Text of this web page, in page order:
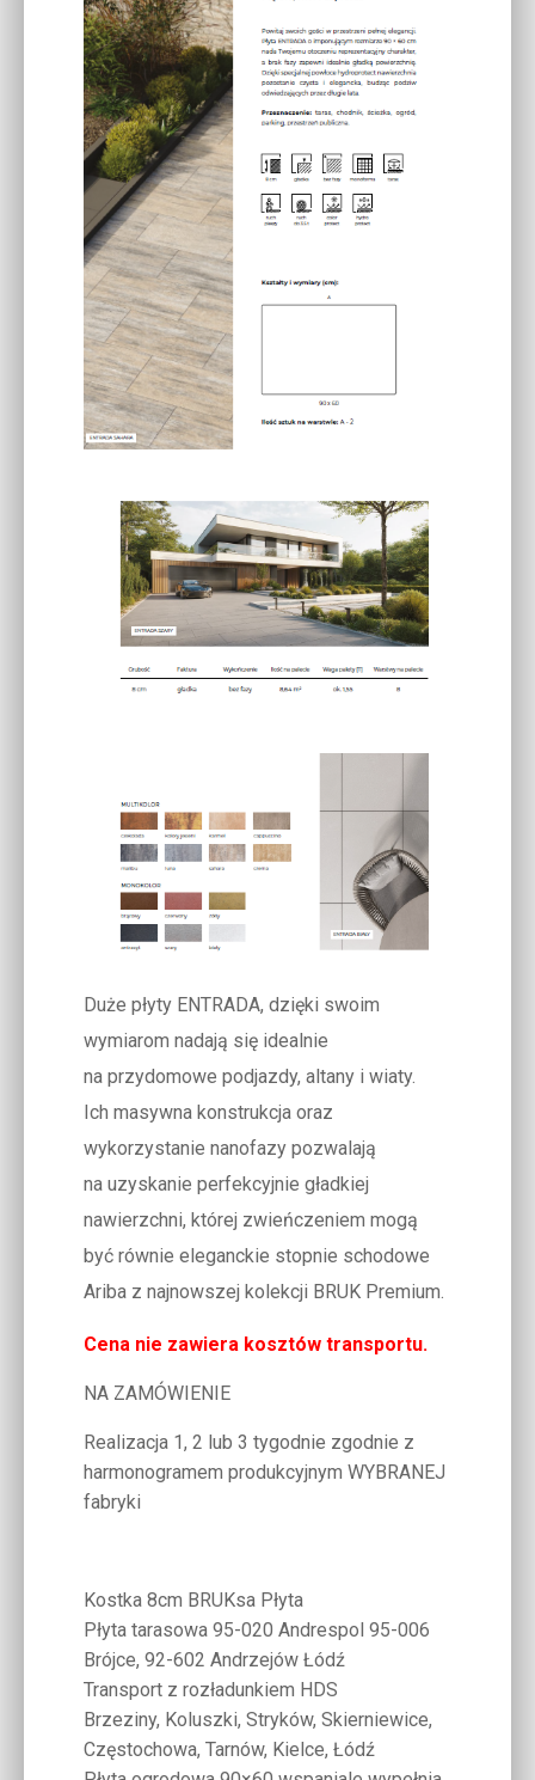
Duże płyty ENTRADA, dzięki swoim
wymiarom nadają się idealnie
na przydomowe podjazdy, altany i wiaty.
Ich masywna konstrukcja oraz
wykorzystanie nanofazy pozwalają
na uzyskanie perfekcyjnie gładkiej
nawierzchni, której zwieńczeniem mogą
być równie eleganckie stopnie schodowe
Ariba z najnowszej kolekcji BRUK Premium.
Cena nie zawiera kosztów transportu.
NA ZAMÓWIENIE
Realizacja 1, 2 lub 3 tygodnie zgodnie z
harmonogramem produkcyjnym WYBRANEJ
fabryki
Kostka 8cm BRUKsa Płyta
Płyta tarasowa 95-020 Andrespol 95-006
Brójce, 92-602 Andrzejów Łódź
Transport z rozładunkiem HDS
Brzeziny, Koluszki, Stryków, Skierniewice,
Częstochowa, Tarnów, Kielce, Łódź